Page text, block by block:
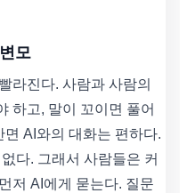
모
라진다. 사람과 사람의
하고, 말이 꼬이면 풀어
AI와의 대화는 편하다.
다. 그래서 사람들은 커
저 AI에게 묻는다. 질문